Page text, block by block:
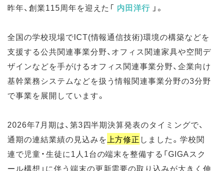
昨年、創業115周年を迎えた「 内田洋行 」。
全国の学校現場でICT(情報通信技術)環境の構築などを
支援する公共関連事業分野、オフィス関連家具や空間デ
ザインなどを手がけるオフィス関連事業分野、企業向け
基幹業務システムなどを扱う情報関連事業分野の3分野
で事業を展開しています。
2026年7月期は、第3四半期決算発表のタイミングで、
通期の連結業績の見込みを上方修正 しました。学校関
連で児童・生徒に1人1台の端末を整備する「GIGAスク
ール構想」に伴う端末の更新需要の取り込みが大きく伸